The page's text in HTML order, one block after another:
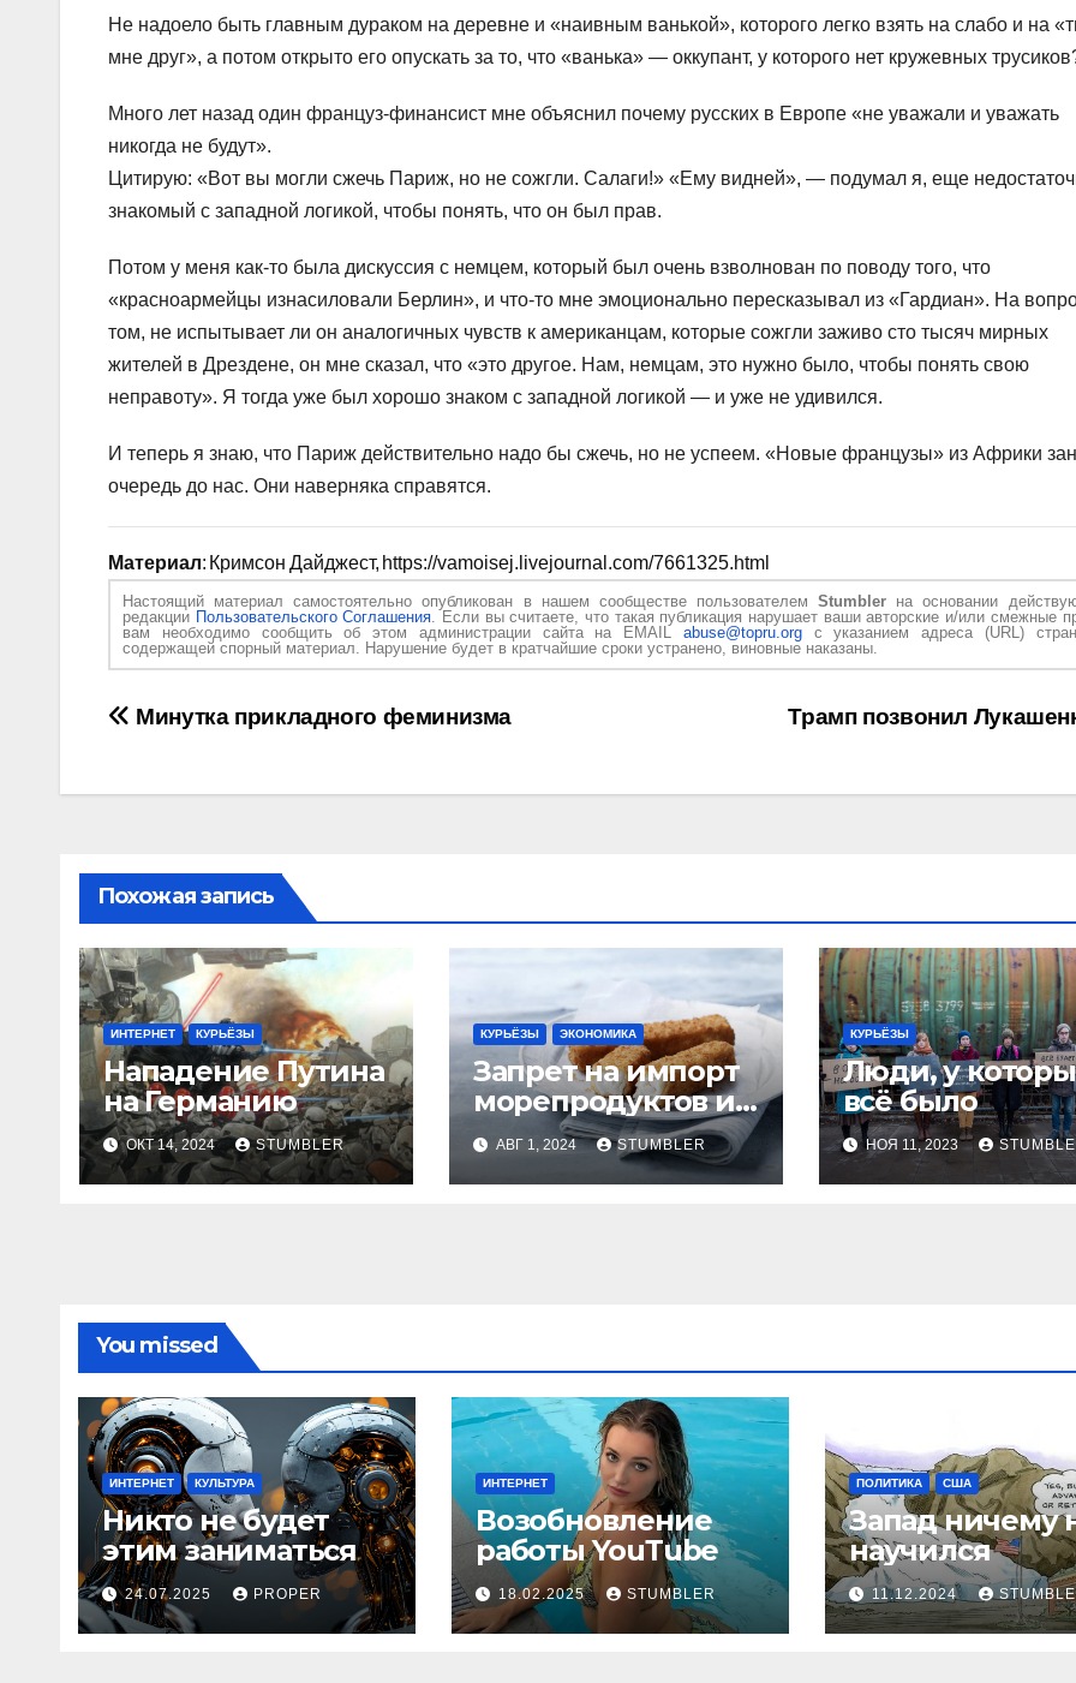
Не надоело быть главным дураком на деревне и «наивным ванькой», которого легко взять на слабо и на
мне друг», а потом открыто его опускать за то, что «ванька» — оккупант, у которого нет кружевных
Много лет назад один француз-финансист мне объяснил почему русских в Европе «не уважали и уважать
никогда не будут».
Цитирую: «Вот вы могли сжечь Париж, но не сожгли. Салаги!» «Ему видней», — подумал я, еще
знакомый с западной логикой, чтобы понять, что он был прав.
Потом у меня как-то была дискуссия с немцем, который был очень взволнован по поводу того, что
«красноармейцы изнасиловали Берлин», и что-то мне эмоционально пересказывал из «Гардиан». На
том, не испытывает ли он аналогичных чувств к американцам, которые сожгли заживо сто тысяч мирных
жителей в Дрездене, он мне сказал, что «это другое. Нам, немцам, это нужно было, чтобы понять свою
неправоту». Я тогда уже был хорошо знаком с западной логикой — и уже не удивился.
И теперь я знаю, что Париж действительно надо бы сжечь, но не успеем. «Новые французы» из Африки
очередь до нас. Они наверняка справятся.
Материал: Кримсон Дайджест, https://vamoisej.livejournal.com/7661325.html
Настоящий материал самостоятельно опубликован в нашем сообществе пользователемStumbler на основании
редакции Пользовательского Соглашения. Если вы считаете, что такая публикация нарушает ваши авторские и/или смежные
вам необходимо сообщить об этом администрации сайта на EMAIL abuse@topru.orgс указанием адреса (URL)
содержащей спорный материал. Нарушение будет в кратчайшие сроки устранено, виновные наказаны.
Навигация
Трамп позвонил
Минутка прикладного феминизма
Похожая запись
ИНТЕРНЕТ КУРЬЁЗЫ
Нападение Путина
на Германию
ОКТ 14, 2024 STUMBLER
КУРЬЁЗЫ ЭКОНОМИКА
Запрет на импорт
морепродуктов из
России
АВГ 1, 2024 STUMBLER
КУРЬЁЗЫ
Люди, у
всё было
НОЯ 11, 2023
You missed
ИНТЕРНЕТ КУЛЬТУРА
Никто не будет
этим заниматься
24.07.2025 PROPER
ИНТЕРНЕТ
Возобновление
работы YouТube
18.02.2025 STUMBLER
ПОЛИТИКА США
Запад ничему
научился
11.12.2024